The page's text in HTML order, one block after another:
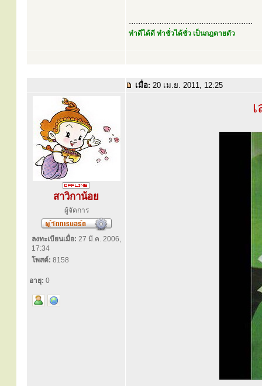
.....................................................
ทำดีได้ดี ทำชั่วได้ชั่ว เป็นกฎตายตัว
เมื่อ: 20 เม.ย. 2011, 12:25
สาวิกาน้อย
ผู้จัดการ
ลงทะเบียนเมื่อ: 27 มี.ค. 2006,
17:34
โพสต์: 8158
อายุ: 0